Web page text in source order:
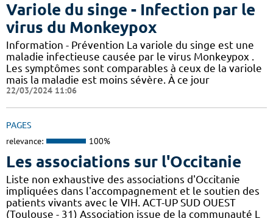
Variole du singe - Infection par le
virus du Monkeypox
Information - Prévention La variole du singe est une
maladie infectieuse causée par le virus Monkeypox .
Les symptômes sont comparables à ceux de la variole
mais la maladie est moins sévère. À ce jour
22/03/2024 11:06
PAGES
relevance: 100%
Les associations sur l'Occitanie
Liste non exhaustive des associations d'Occitanie
impliquées dans l'accompagnement et le soutien des
patients vivants avec le VIH. ACT-UP SUD OUEST
(Toulouse - 31) Association issue de la communauté L